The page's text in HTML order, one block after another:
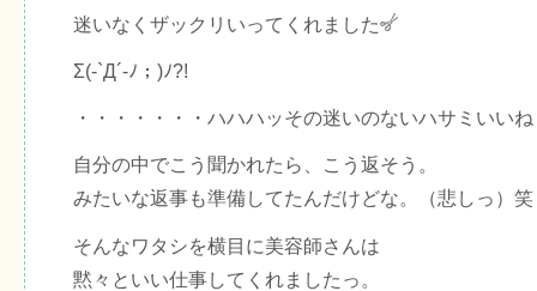
迷いなくザックリいってくれました
Σ(-`Д´-ﾉ；)ﾉ?!
・・・・・・・ハハハッその迷いのないハサミいい
自分の中でこう聞かれたら、こう返そう。
みたいな返事も準備してたんだけどな。（悲しっ）笑
そんなワタシを横目に美容師さんは
黙々といい仕事してくれましたっ。